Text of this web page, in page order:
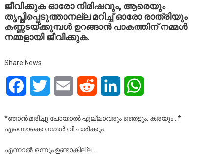
ജീവിക്കുക ഓരോ നിമിഷവും, ആരെയും
തൃപ്തിപ്പെടുത്താനല്ല മറിച്ച് ഓരോ രാത്രിയും
കണ്ണടയ്ക്കുമ്പൾ ഉറങ്ങാൻ പാകത്തിന് നമ്മൾ
നമ്മളായി ജീവിക്കുക.
Share News
FacebookTwitter Email Reddit LinkedIn
*ഞാൻ മരിച്ചു പോയാൽ എല്ലാവരും ഞെട്ടും, കരയും…*
എന്നൊക്കെ നമ്മൾ വിചാരിക്കും
എന്നാൽ ഒന്നും ഉണ്ടാകില്ല…